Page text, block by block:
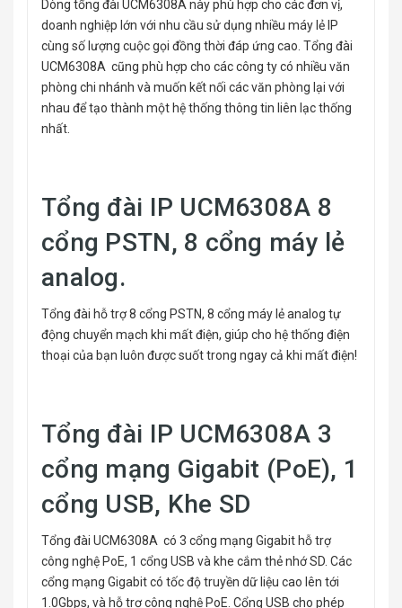
Dòng tổng đài UCM6308A này phù hợp cho các đơn vị,
doanh nghiệp lớn với nhu cầu sử dụng nhiều máy lẻ IP
cùng số lượng cuộc gọi đồng thời đáp ứng cao. Tổng đài
UCM6308A cũng phù hợp cho các công ty có nhiều văn
phòng chi nhánh và muốn kết nối các văn phòng lại với
nhau để tạo thành một hệ thống thông tin liên lạc thống
nhất.
Tổng đài IP UCM6308A 8
cổng PSTN, 8 cổng máy lẻ
analog.
Tổng đài hỗ trợ 8 cổng PSTN, 8 cổng máy lẻ analog tự
động chuyển mạch khi mất điện, giúp cho hệ thống điện
thoại của bạn luôn được suốt trong ngay cả khi mất điện!
Tổng đài IP UCM6308A 3
cổng mạng Gigabit (PoE), 1
cổng USB, Khe SD
Tổng đài UCM6308A có 3 cổng mạng Gigabit hỗ trợ
công nghệ PoE, 1 cổng USB và khe cắm thẻ nhớ SD. Các
cổng mạng Gigabit có tốc độ truyền dữ liệu cao lên tới
1.0Gbps, và hỗ trợ công nghệ PoE. Cổng USB cho phép